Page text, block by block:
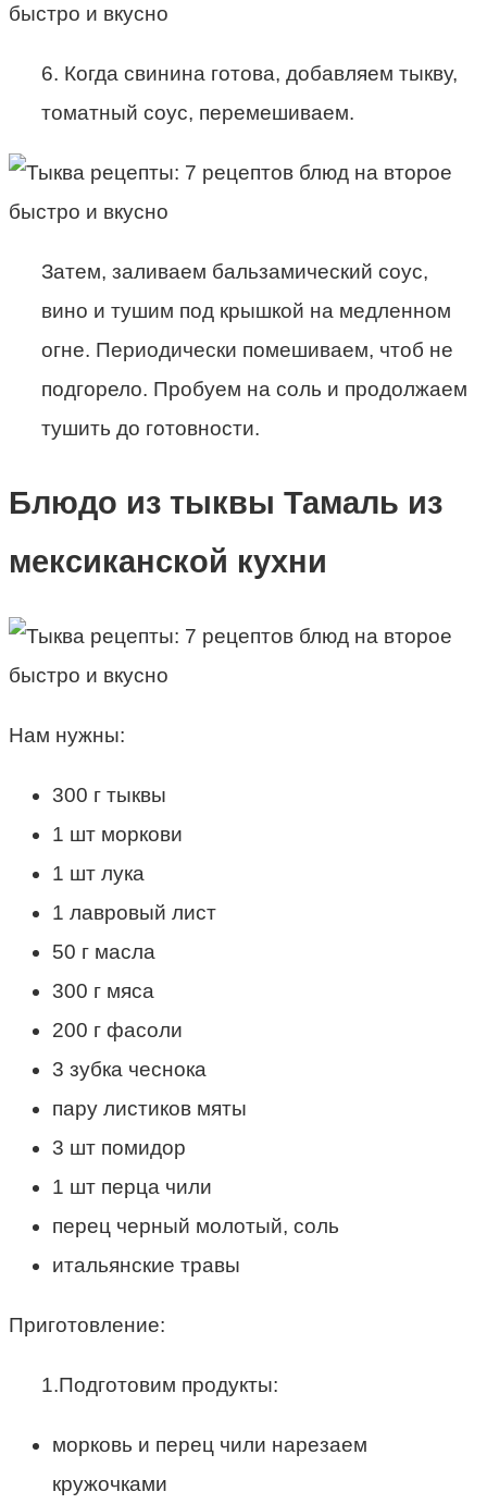
6. Когда свинина готова, добавляем тыкву,
томатный соус, перемешиваем.
Затем, заливаем бальзамический соус,
вино и тушим под крышкой на медленном
огне. Периодически помешиваем, чтоб не
подгорело. Пробуем на соль и продолжаем
тушить до готовности.
Блюдо из тыквы Тамаль из
мексиканской кухни
Нам нужны:
300 г тыквы
1 шт моркови
1 шт лука
1 лавровый лист
50 г масла
300 г мяса
200 г фасоли
3 зубка чеснока
пару листиков мяты
3 шт помидор
1 шт перца чили
перец черный молотый, соль
итальянские травы
Приготовление:
1.Подготовим продукты:
морковь и перец чили нарезаем
кружочками